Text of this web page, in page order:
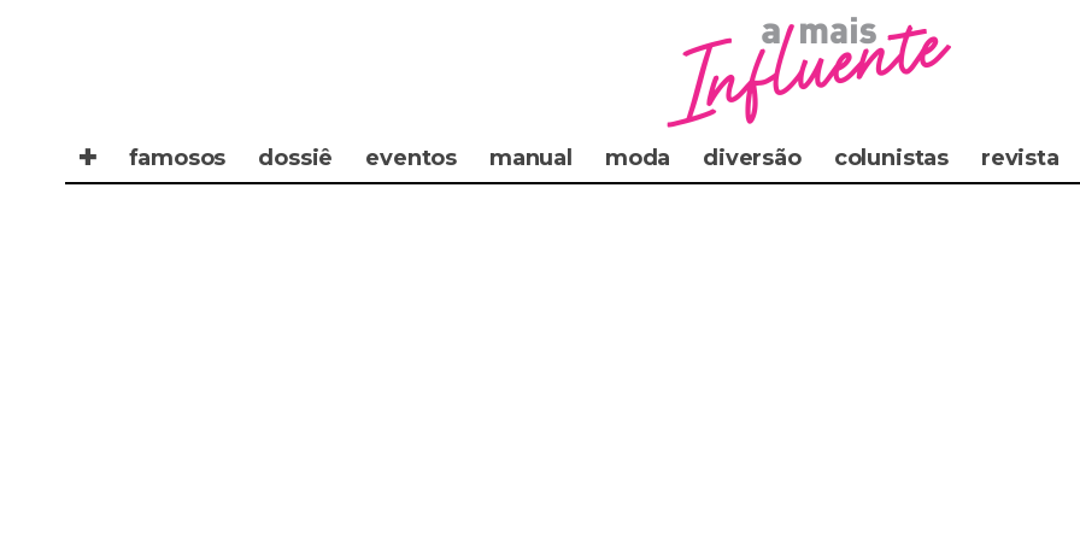
✚ famosos dossiê eventos manual moda diversão colunistas revista